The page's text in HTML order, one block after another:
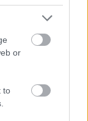
or
tojelöltjei